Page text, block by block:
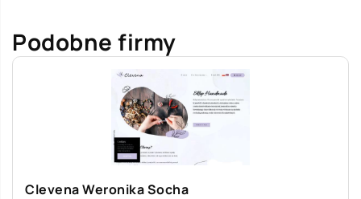
Podobne firmy
Clevena Weronika Socha